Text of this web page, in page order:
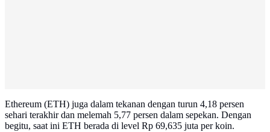
Ethereum (ETH) juga dalam tekanan dengan turun 4,18 persen
sehari terakhir dan melemah 5,77 persen dalam sepekan. Dengan
begitu, saat ini ETH berada di level Rp 69,635 juta per koin.